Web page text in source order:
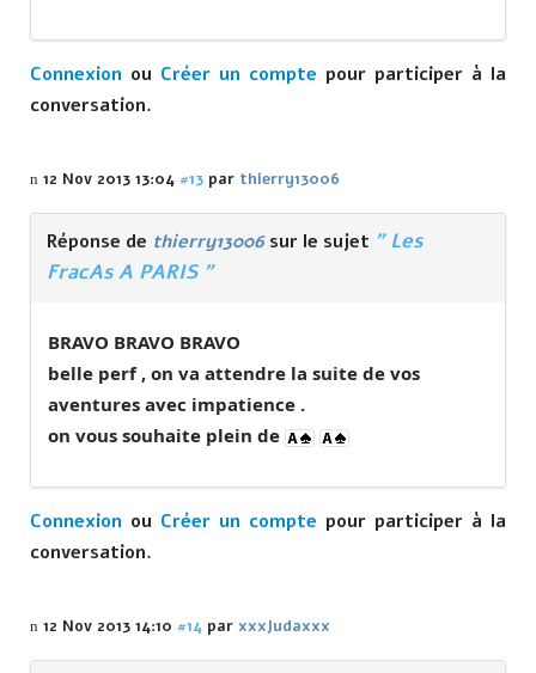
Connexion ou Créer un compte pour participer à la
conversation.
12 Nov 2013 13:04 #13 par thierry13006
Réponse de thierry13006sur le sujet " Les
FracAs A PARIS "
BRAVO BRAVO BRAVO
belle perf , on va attendre la suite de vos
aventures avec impatience .
on vous souhaite plein de
Connexion ou Créer un compte pour participer à la
conversation.
12 Nov 2013 14:10 #14 par xxxJudaxxx